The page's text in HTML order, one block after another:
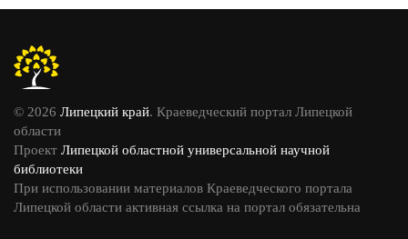
© 2026 Липецкий край. Краеведческий портал Липецкой
области
Проект Липецкой областной универсальной научной
библиотеки
При использовании материалов Краеведческого портала
Липецкой области активная ссылка на портал обязательна